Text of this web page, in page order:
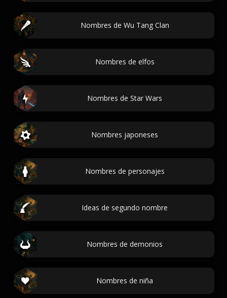
Nombres de Wu Tang Clan
Nombres de elfos
Nombres de Star Wars
Nombres japoneses
Nombres de personajes
Ideas de segundo nombre
Nombres de demonios
Nombres de niña